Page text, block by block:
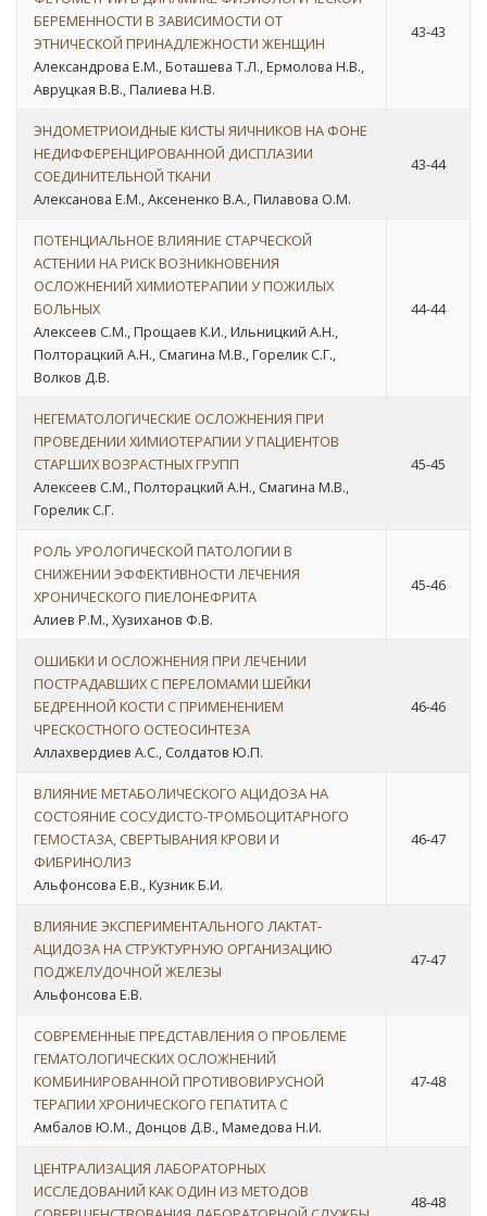
БЕРЕМЕННОСТИ В ЗАВИСИМОСТИ ОТ
ЭТНИЧЕСКОЙ ПРИНАДЛЕЖНОСТИ ЖЕНЩИН
Александрова Е.М., Боташева Т.Л., Ермолова Н.В.,
Авруцкая В.В., Палиева Н.В.
43-43
ЭНДОМЕТРИОИДНЫЕ КИСТЫ ЯИЧНИКОВ НА ФОНЕ
НЕДИФФЕРЕНЦИРОВАННОЙ ДИСПЛАЗИИ
СОЕДИНИТЕЛЬНОЙ ТКАНИ
Алексанова Е.М., Аксененко В.А., Пилавова О.М.
43-44
ПОТЕНЦИАЛЬНОЕ ВЛИЯНИЕ СТАРЧЕСКОЙ
АСТЕНИИ НА РИСК ВОЗНИКНОВЕНИЯ
ОСЛОЖНЕНИЙ ХИМИОТЕРАПИИ У ПОЖИЛЫХ
БОЛЬНЫХ
Алексеев С.М., Прощаев К.И., Ильницкий А.Н.,
Полторацкий А.Н., Смагина М.В., Горелик С.Г.,
Волков Д.В.
44-44
НЕГЕМАТОЛОГИЧЕСКИЕ ОСЛОЖНЕНИЯ ПРИ
ПРОВЕДЕНИИ ХИМИОТЕРАПИИ У ПАЦИЕНТОВ
СТАРШИХ ВОЗРАСТНЫХ ГРУПП
Алексеев С.М., Полторацкий А.Н., Смагина М.В.,
Горелик С.Г.
45-45
РОЛЬ УРОЛОГИЧЕСКОЙ ПАТОЛОГИИ В
СНИЖЕНИИ ЭФФЕКТИВНОСТИ ЛЕЧЕНИЯ
ХРОНИЧЕСКОГО ПИЕЛОНЕФРИТА
Алиев Р.М., Хузиханов Ф.В.
45-46
ОШИБКИ И ОСЛОЖНЕНИЯ ПРИ ЛЕЧЕНИИ
ПОСТРАДАВШИХ С ПЕРЕЛОМАМИ ШЕЙКИ
БЕДРЕННОЙ КОСТИ С ПРИМЕНЕНИЕМ
ЧРЕСКОСТНОГО ОСТЕОСИНТЕЗА
Аллахвердиев А.С., Солдатов Ю.П.
46-46
ВЛИЯНИЕ МЕТАБОЛИЧЕСКОГО АЦИДОЗА НА
СОСТОЯНИЕ СОСУДИСТО-ТРОМБОЦИТАРНОГО
ГЕМОСТАЗА, СВЕРТЫВАНИЯ КРОВИ И
ФИБРИНОЛИЗ
Альфонсова Е.В., Кузник Б.И.
46-47
ВЛИЯНИЕ ЭКСПЕРИМЕНТАЛЬНОГО ЛАКТАТ-
АЦИДОЗА НА СТРУКТУРНУЮ ОРГАНИЗАЦИЮ
ПОДЖЕЛУДОЧНОЙ ЖЕЛЕЗЫ
Альфонсова Е.В.
47-47
СОВРЕМЕННЫЕ ПРЕДСТАВЛЕНИЯ О ПРОБЛЕМЕ
ГЕМАТОЛОГИЧЕСКИХ ОСЛОЖНЕНИЙ
КОМБИНИРОВАННОЙ ПРОТИВОВИРУСНОЙ
ТЕРАПИИ ХРОНИЧЕСКОГО ГЕПАТИТА С
Амбалов Ю.М., Донцов Д.В., Мамедова Н.И.
47-48
ЦЕНТРАЛИЗАЦИЯ ЛАБОРАТОРНЫХ
ИССЛЕДОВАНИЙ КАК ОДИН ИЗ МЕТОДОВ
48-48